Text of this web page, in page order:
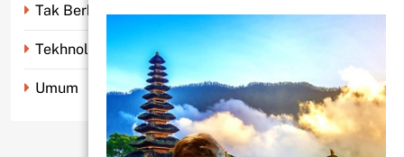
Tak Berkategori
Tekhnologi
Umum